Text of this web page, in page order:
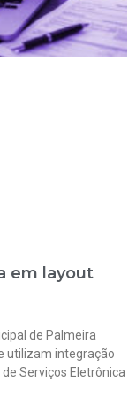
em layout
de Palmeira
utilizam integração
Serviços Eletrônica